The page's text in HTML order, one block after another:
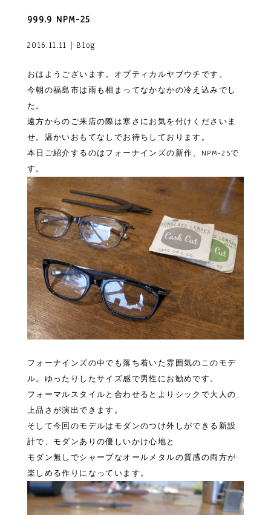
999.9 NPM-25
2016.11.11｜Blog
おはようございます。オプティカルヤブウチです。
今朝の福島市は雨も相まってなかなかの冷え込みでし
た。
遠方からのご来店の際は寒さにお気を付けくださいま
せ。温かいおもてなしでお待ちしております。
本日ご紹介するのはフォーナインズの新作、NPM-25で
す。
フォーナインズの中でも落ち着いた雰囲気のこのモデ
ル。ゆったりしたサイズ感で男性にお勧めです。
フォーマルスタイルと合わせるとよりシックで大人の
上品さが演出できます。
そして今回のモデルはモダンのつけ外しができる新設
計で、モダンありの優しいかけ心地と
モダン無しでシャープなオールメタルの質感の両方が
楽しめる作りになっています。